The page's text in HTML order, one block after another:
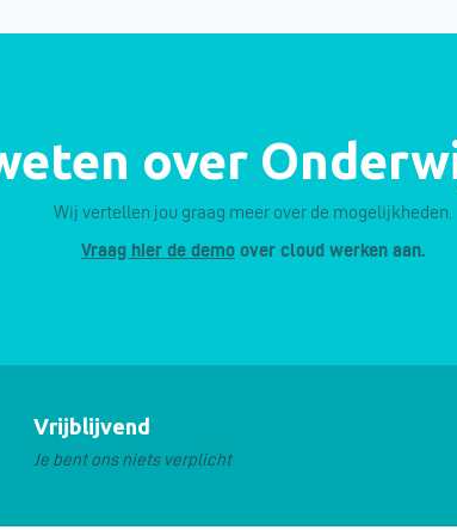
over
Wij vertellen jou graag meer over de mogelijkheden.
Vraag hier de demo over cloud werken aan.
Vrijblijvend
Je bent ons niets verplicht